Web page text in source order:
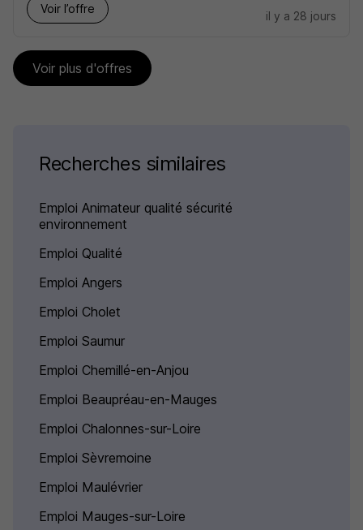
Voir l’offre
il y a 28 jours
Voir plus d'offres
Recherches similaires
Emploi Animateur qualité sécurité
environnement
Emploi Qualité
Emploi Angers
Emploi Cholet
Emploi Saumur
Emploi Chemillé-en-Anjou
Emploi Beaupréau-en-Mauges
Emploi Chalonnes-sur-Loire
Emploi Sèvremoine
Emploi Maulévrier
Emploi Mauges-sur-Loire